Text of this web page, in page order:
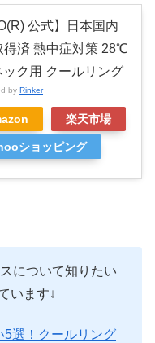
公式】日本国内
得済 熱中症対策 28℃
ック用 クールリング
by Rinker
楽天市場
ショッピング
について知りたい
います↓
5選！クールリング